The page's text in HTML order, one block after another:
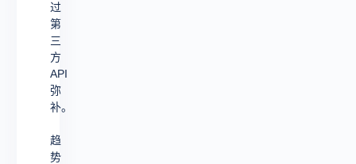
过
第
三
方
API
弥
补。
趋
势